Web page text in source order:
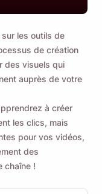
les outils de
de création
des visuels qui
auprès de votre
à créer
les clics, mais
pour vos vidéos,
des
chaîne !